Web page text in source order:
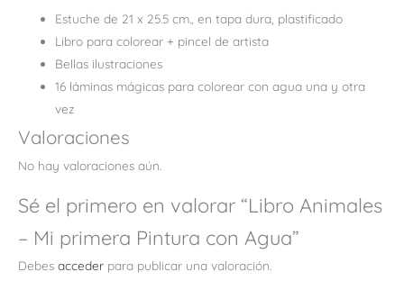
Estuche de 21 x 25.5 cm., en tapadura, plastificado
Libro para colorear + pincel de artista
Bellas ilustraciones
16 láminas mágicas para colorearcon agua una y otra
vez
Valoraciones
No hay valoraciones aún.
Sé el primero en valorar “Libro Animales
– Mi primera Pintura con Agua”
Debes acceder para publicar una valoración.